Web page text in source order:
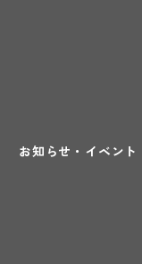
お知らせ・イベント